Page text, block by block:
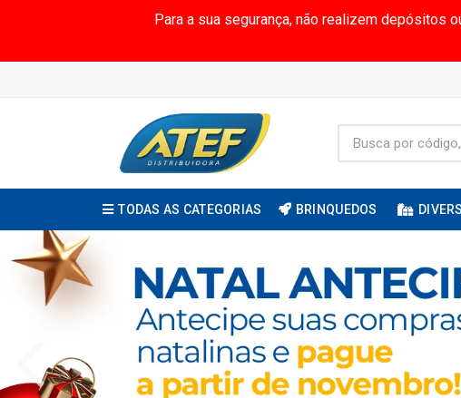
Para a sua segurança, não realizem depósitos
TODAS AS CATEGORIAS BRINQUEDOS